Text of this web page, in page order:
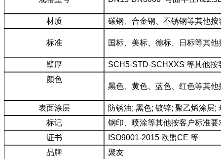
材质 碳钢、合金钢、不锈钢等其他
标准 国标、美标、德标、日标等其
壁厚
SCH5-STD-SCHXXS 等其他按
颜色
黑色、黄色、蓝色、红色等其
表面涂层
防锈油; 黑色; 镀锌; 聚乙烯涂层
标记
钢印、喷涂等其他按客户标准要
证书
ISO9001-2015 欧盟CE 等
品牌
聚友